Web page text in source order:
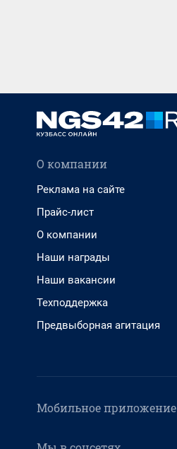
О компании
Реклама на сайте
Прайс-лист
О компании
Наши награды
Наши вакансии
Техподдержка
Предвыборная агитация
Мобильное приложение